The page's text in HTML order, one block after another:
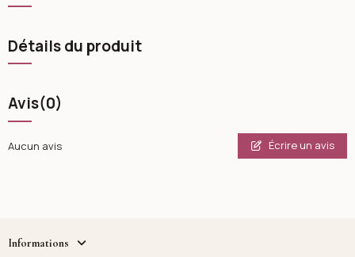
Détails du produit
Avis(0)
Aucun avis Écrire un avis
Informations